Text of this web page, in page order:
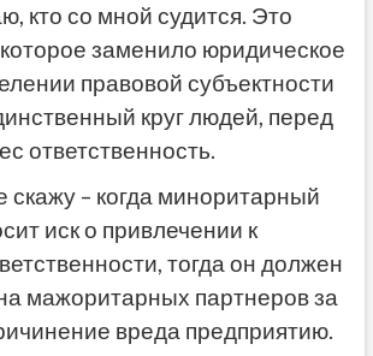
кто со мной судится. Это
которое заменило юридическое
правовой субъектности
круг людей, перед
ответственность.
– когда миноритарный
иск о привлечении к
тогда он должен
мажоритарных партнеров за
вреда предприятию.